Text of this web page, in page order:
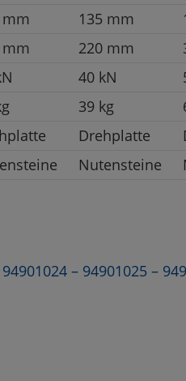
mm 135 mm
mm 220 mm
40 kN
39 kg
Drehplatte
Nutensteine
– 94901025 –